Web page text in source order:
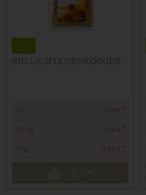
BIO LICHTKORNROGGEN
1kg 3,29 € *
2,5 kg 7,49 € *
5 kg 13,95 € *